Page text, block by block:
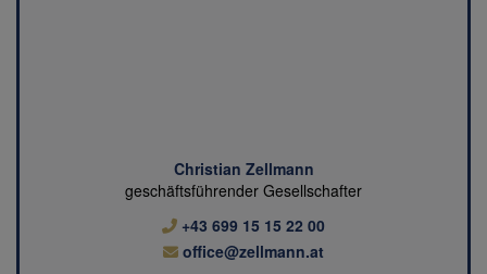
Christian Zellmann
geschäftsführender Gesellschafter
+43 699 15 15 22 00
office@zellmann.at